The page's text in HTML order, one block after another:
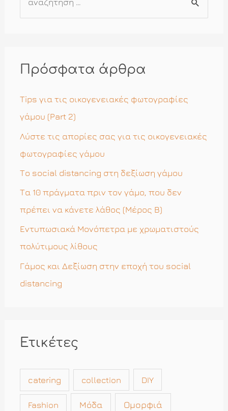
ή
η
σ
η
γ
Πρόσφατα άρθρα
Tips για τις οικογενειακές φωτογραφίες
γάμου (Part 2)
Λύστε τις απορίες σας για τις οικογενειακές
φωτογραφίες γάμου
Το social distancing στη δεξίωση γάμου
Τα 10 πράγματα πριν τον γάμο, που δεν
πρέπει να κάνετε λάθος (Μέρος Β)
Εντυπωσιακά Μονόπετρα με χρωματιστούς
πολύτιμους λίθους
Γάμος και Δεξίωση στην εποχή του social
distancing
Ετικέτες
catering collection DIY
Fashion Μόδα Ομορφιά